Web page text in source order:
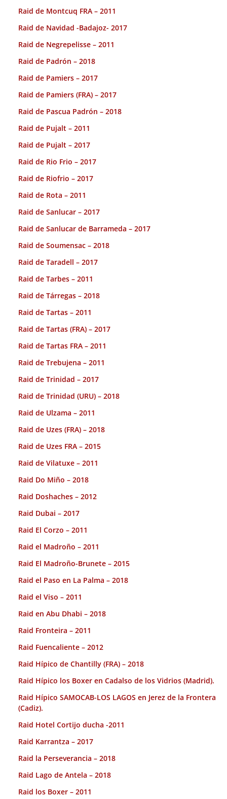
Raid de Montcuq FRA – 2011
Raid de Navidad -Badajoz- 2017
Raid de Negrepelisse – 2011
Raid de Padrón – 2018
Raid de Pamiers – 2017
Raid de Pamiers (FRA) – 2017
Raid de Pascua Padrón – 2018
Raid de Pujalt – 2011
Raid de Pujalt – 2017
Raid de Rio Frio – 2017
Raid de Riofrio – 2017
Raid de Rota – 2011
Raid de Sanlucar – 2017
Raid de Sanlucar de Barrameda – 2017
Raid de Soumensac – 2018
Raid de Taradell – 2017
Raid de Tarbes – 2011
Raid de Tárregas – 2018
Raid de Tartas – 2011
Raid de Tartas (FRA) – 2017
Raid de Tartas FRA – 2011
Raid de Trebujena – 2011
Raid de Trinidad – 2017
Raid de Trinidad (URU) – 2018
Raid de Ulzama – 2011
Raid de Uzes (FRA) – 2018
Raid de Uzes FRA – 2015
Raid de Vilatuxe – 2011
Raid Do Miño – 2018
Raid Doshaches – 2012
Raid Dubai – 2017
Raid El Corzo – 2011
Raid el Madroño – 2011
Raid El Madroño-Brunete – 2015
Raid el Paso en La Palma – 2018
Raid el Viso – 2011
Raid en Abu Dhabi – 2018
Raid Fronteira – 2011
Raid Fuencaliente – 2012
Raid Hípico de Chantilly (FRA) – 2018
Raid Hípico los Boxer en Cadalso de los Vidrios (Madrid).
Raid Hípico SAMOCAB-LOS LAGOS en Jerez de la Frontera
(Cadiz).
Raid Hotel Cortijo ducha -2011
Raid Karrantza – 2017
Raid la Perseverancia – 2018
Raid Lago de Antela – 2018
Raid los Boxer – 2011